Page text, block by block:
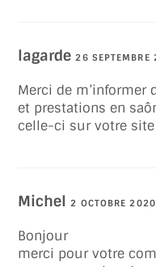
lagarde26 SEPTEMBRE
Merci de m’informer
et prestations en
celle-ci sur votre site
Michel2 OCTOBRE 2020
Bonjour
merci pour votre